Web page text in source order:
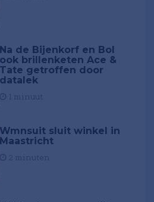
Na de Bijenkorf en Bol
ook brillenketen Ace &
Tate getroffen door
datalek
Wmnsuit sluit winkel in
Maastricht